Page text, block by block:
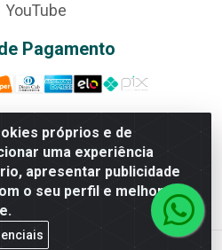
próprios e de
uma experiência
apresentar publicidade
o seu perfil e melhorar a
YouTube
Pagamento
nº 3860, Jardim das
GO - CEP 75070-415 -
0002-24